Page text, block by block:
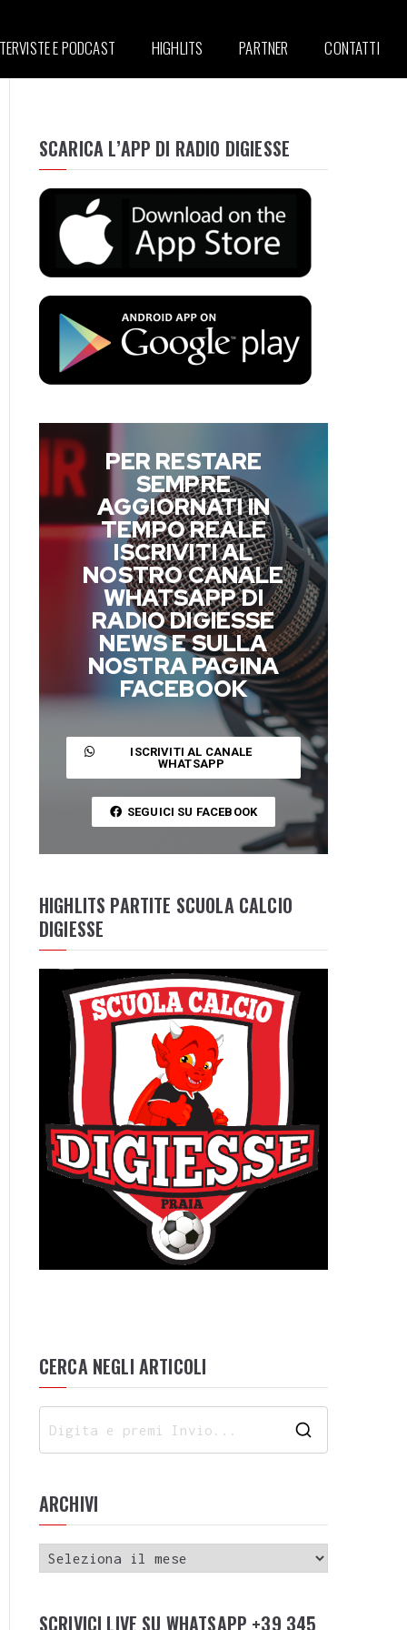
E PODCAST HIGHLITS PARTNER CONTATTI
SCARICA L’APP DI RADIO DIGIESSE
PER RESTARE
SEMPRE
AGGIORNATI IN
TEMPO REALE
ISCRIVITI AL
NOSTRO CANALE
WHATSAPP DI
RADIO DIGIESSE
NEWS E SULLA
NOSTRA PAGINA
FACEBOOK
ISCRIVITI AL CANALE
WHATSAPP
SEGUICI SU FACEBOOK
HIGHLITS PARTITE SCUOLA CALCIO
DIGIESSE
CERCA NEGLI ARTICOLI
ARCHIVI
SCRIVICI LIVE SU WHATSAPP +39 345